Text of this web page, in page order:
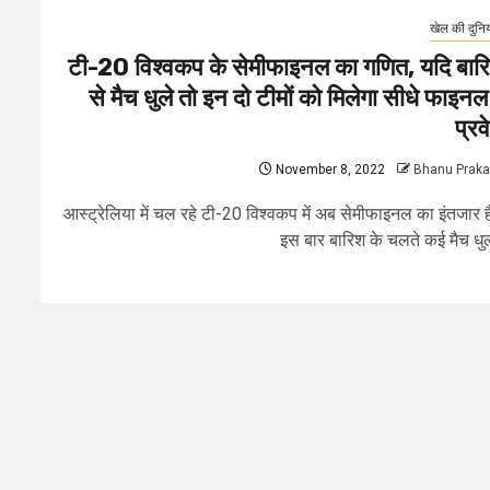
खेल की
टी-20 विश्वकप के सेमीफाइनल का गणित, यदि
से मैच धुले तो इन दो टीमों को मिलेगा सीधे
November 8, 2022 Bhanu
आस्ट्रेलिया में चल रहे टी-20 विश्वकप में अब सेमीफाइनल का इंतजार
इस बार बारिश के चलते कई मैच